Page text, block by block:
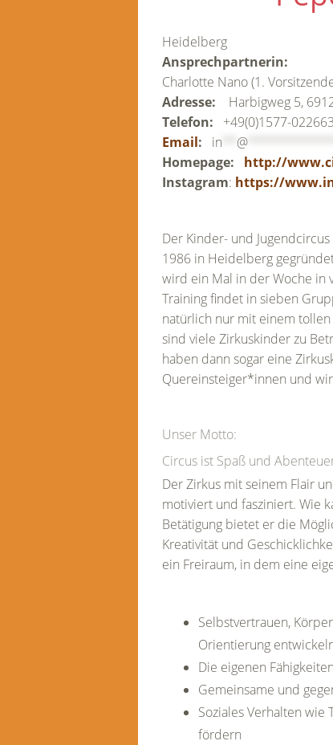
Heidelberg
Ansprechpartnerin:
Charlotte Nano (1.
Adresse: Harbigweg 5,
Telefon: +49(0)1577-
Email: in @
Homepage:
http://
Instagram: https://
Der Kinder- und
1986 in Heidelberg
wird ein Mal in der Woche in
Training findet in sieben
natürlich nur mit einem
sind viele Zirkuskinder zu
haben dann sogar eine
Quereinsteiger*innen und
Unser Motto:
Circus ist Spaß und
Der Zirkus mit seinem Flair
motiviert und fasziniert. Wie
Betätigung bietet er die
Kreativität und
ein Freiraum, in dem eine
Selbstvertrauen,
Orientierung
Die eigenen
Gemeinsame und
Soziales Verhalten wie
fördern